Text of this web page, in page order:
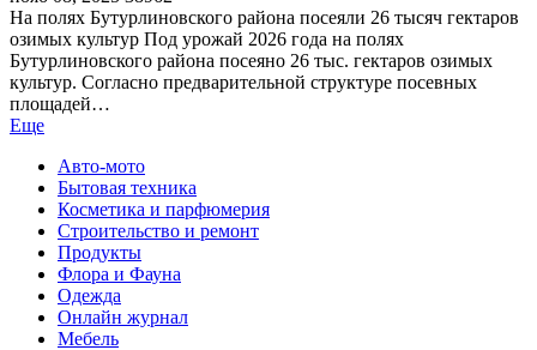
На полях Бутурлиновского района посеяли 26 тысяч гектаров
озимых культур Под урожай 2026 года на полях
Бутурлиновского района посеяно 26 тыс. гектаров озимых
культур. Согласно предварительной структуре посевных
площадей…
Еще
Авто-мото
Бытовая техника
Косметика и парфюмерия
Строительство и ремонт
Продукты
Флора и Фауна
Одежда
Онлайн журнал
Мебель